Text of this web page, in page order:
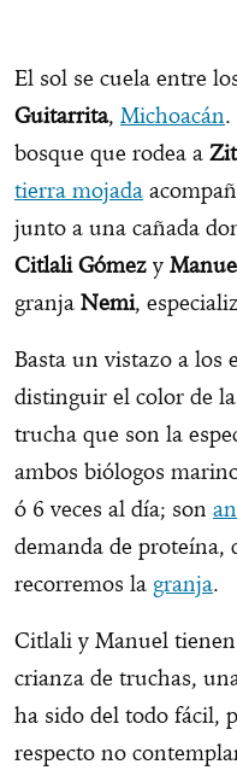
El sol se cuela entre
Guitarrita, Michoacán.
bosque que rodea a
tierra mojada
junto a una cañada
Citlali Gómez y
granja Nemi,
Basta un vistazo a los
distinguir el color de
trucha que son la
ambos biólogos
ó 6 veces al día; son
demanda de proteína,
recorremos la granja.
Citlali y Manuel
crianza de truchas,
ha sido del todo fácil,
respecto no